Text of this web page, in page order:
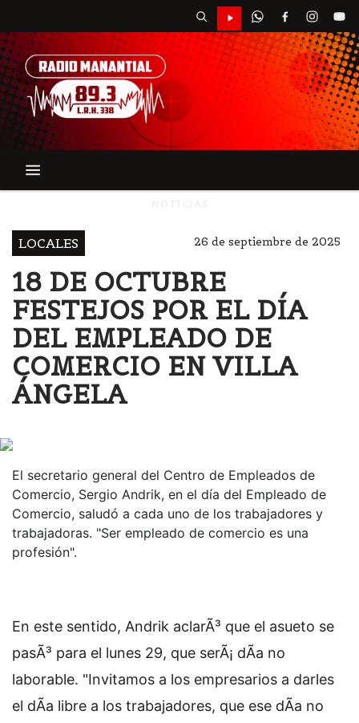
LOCALES 26 de septiembre de 2025
18 DE OCTUBRE
FESTEJOS POR EL DÍA
DEL EMPLEADO DE
COMERCIO EN VILLA
ÁNGELA
El secretario general del Centro de Empleados de
Comercio, Sergio Andrik, en el día del Empleado de
Comercio, saludó a cada uno de los trabajadores y
trabajadoras. "Ser empleado de comercio es una
profesión".
En este sentido, Andrik aclarÃ³ que el asueto se
pasÃ³ para el lunes 29, que serÃ¡ dÃ­a no
laborable. "Invitamos a los empresarios a darles
el dÃ­a libre a los trabajadores, que ese dÃ­a no